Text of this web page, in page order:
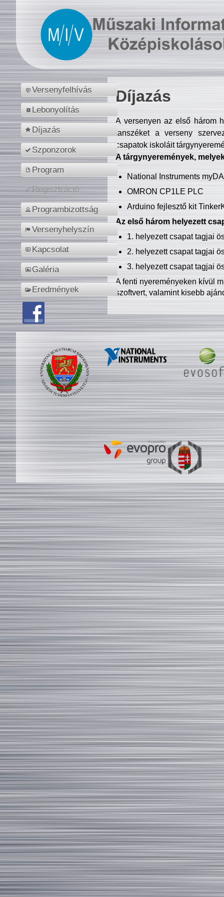
Versenyfelhívás
Lebonyolítás
Díjazás
Szponzorok
Program
Regisztráció
Programbizottság
Versenyhelyszín
Kapcsolat
Galéria
Eredmények
Díjazás
A versenyen az első három
tanszéket a verseny
csapatok iskoláit
A tárgynyeremények,
National Instruments
OMRON CP1LE PLC
Arduino fejlesztő kit
Az első három helyezett
1. helyezett csapat tagjai
2. helyezett csapat tagjai
3. helyezett csapat tagjai
A fenti nyereményeken kívül
szoftvert, valamint kisebb